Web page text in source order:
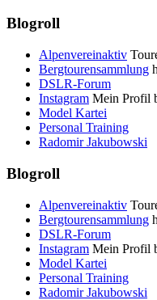
Blogroll
Alpenvereinaktiv
Bergtourensammlung
DSLR-Forum
Instagram Mein Profil
Model Kartei
Personal Training
Radomir Jakubowski
Blogroll
Alpenvereinaktiv
Bergtourensammlung
DSLR-Forum
Instagram Mein Profil
Model Kartei
Personal Training
Radomir Jakubowski